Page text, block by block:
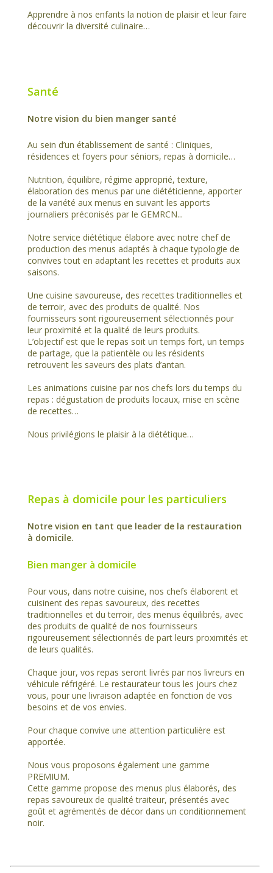
Apprendre à nos enfants la notion de plaisir et leur faire
découvrir la diversité culinaire…
Santé
Notre vision du bien manger santé
Au sein d’un établissement de santé : Cliniques,
résidences et foyers pour séniors, repas à domicile…
Nutrition, équilibre, régime approprié, texture,
élaboration des menus par une diététicienne, apporter
de la variété aux menus en suivant les apports
journaliers préconisés par le GEMRCN...
Notre service diététique élabore avec notre chef de
production des menus adaptés à chaque typologie de
convives tout en adaptant les recettes et produits aux
saisons.
Une cuisine savoureuse, des recettes traditionnelles et
de terroir, avec des produits de qualité. Nos
fournisseurs sont rigoureusement sélectionnés pour
leur proximité et la qualité de leurs produits.
L’objectif est que le repas soit un temps fort, un temps
de partage, que la patientèle ou les résidents
retrouvent les saveurs des plats d’antan.
Les animations cuisine par nos chefs lors du temps du
repas : dégustation de produits locaux, mise en scène
de recettes…
Nous privilégions le plaisir à la diététique…
Repas à domicile pour les particuliers
Notre vision en tant que leader de la restauration
à domicile.
Bien manger à domicile
Pour vous, dans notre cuisine, nos chefs élaborent et
cuisinent des repas savoureux, des recettes
traditionnelles et du terroir, des menus équilibrés, avec
des produits de qualité de nos fournisseurs
rigoureusement sélectionnés de part leurs proximités et
de leurs qualités.
Chaque jour, vos repas seront livrés par nos livreurs en
véhicule réfrigéré. Le restaurateur tous les jours chez
vous, pour une livraison adaptée en fonction de vos
besoins et de vos envies.
Pour chaque convive une attention particulière est
apportée.
Nous vous proposons également une gamme
PREMIUM.
Cette gamme propose des menus plus élaborés, des
repas savoureux de qualité traiteur, présentés avec
goût et agrémentés de décor dans un conditionnement
noir.